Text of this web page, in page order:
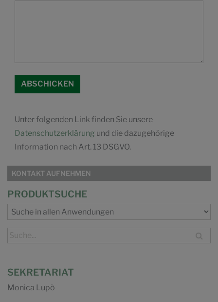
Unter folgenden Link finden Sie unsere
Datenschutzerklärung und die dazugehörige
Information nach Art. 13 DSGVO.
KONTAKT AUFNEHMEN
PRODUKTSUCHE
SEKRETARIAT
Monica Lupò